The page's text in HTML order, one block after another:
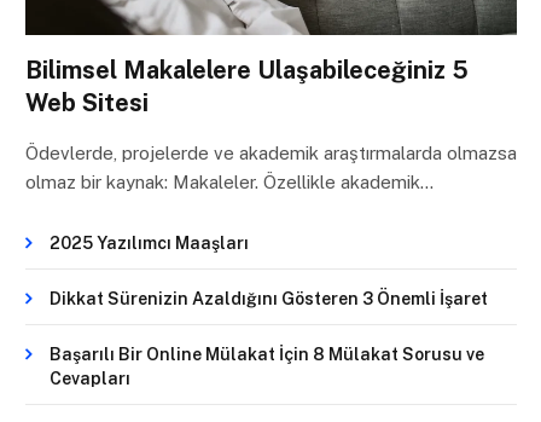
Bilimsel Makalelere Ulaşabileceğiniz 5
Web Sitesi
Ödevlerde, projelerde ve akademik araştırmalarda olmazsa
olmaz bir kaynak: Makaleler. Özellikle akademik…
2025 Yazılımcı Maaşları
Dikkat Sürenizin Azaldığını Gösteren 3 Önemli İşaret
Başarılı Bir Online Mülakat İçin 8 Mülakat Sorusu ve
Cevapları